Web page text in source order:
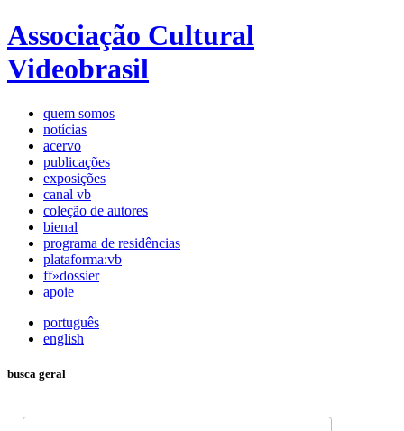
Associação Cultural
Videobrasil
quem somos
notícias
acervo
publicações
exposições
canal vb
coleção de autores
bienal
programa de residências
plataforma:vb
ff»dossier
apoie
português
english
busca geral